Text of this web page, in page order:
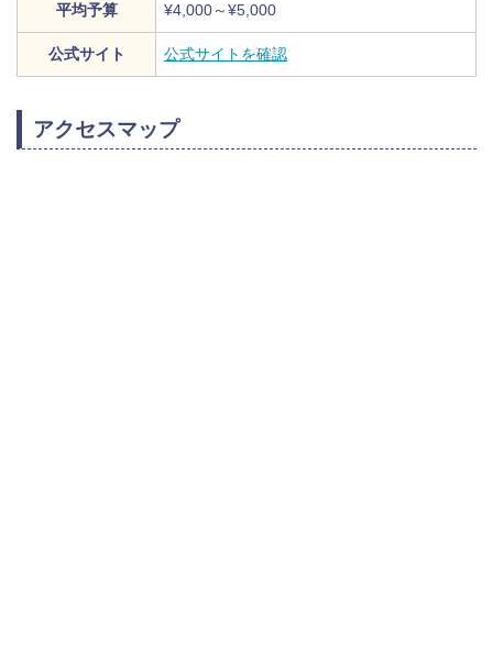
平均予算 ¥4,000～¥5,000
公式サイト 公式サイトを確認
アクセスマップ